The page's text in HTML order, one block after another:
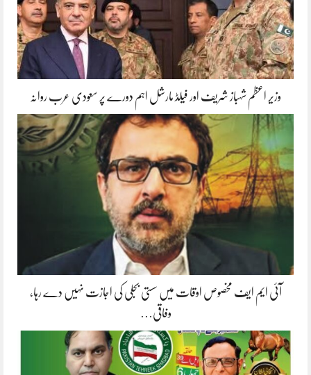
وزیر اعظم شہباز شریف اور فیلڈ مارشل اہم دورے پر سعودی عرب روانہ
آئی ایم ایف مخصوص اوقات میں سستی بجلی کی اجازت نہیں دے رہا،
وفاقی…